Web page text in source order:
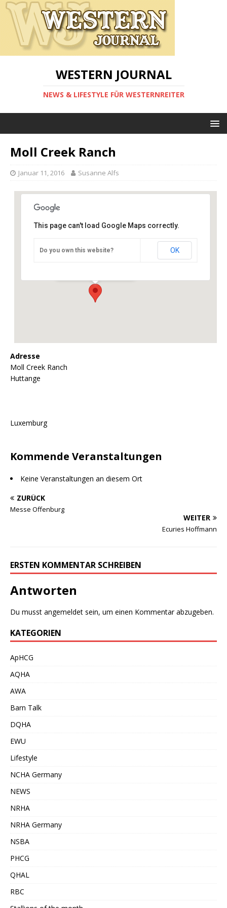
WESTERN JOURNAL
NEWS & LIFESTYLE FÜR WESTERNREITER
Moll Creek Ranch
Januar 11, 2016 Susanne Alfs
Moll Creek Ranch
This page can't load Google Maps correctly.
Do you own this website? OK
Adresse
Moll Creek Ranch
Huttange
Luxemburg
Kommende Veranstaltungen
Keine Veranstaltungen an diesem Ort
ZURÜCK
Messe Offenburg
WEITER
Ecuries Hoffmann
ERSTEN KOMMENTAR SCHREIBEN
Antworten
Du musst angemeldet sein, um einen Kommentar abzugeben.
KATEGORIEN
ApHCG
AQHA
AWA
Barn Talk
DQHA
EWU
Lifestyle
NCHA Germany
NEWS
NRHA
NRHA Germany
NSBA
PHCG
QHAL
RBC